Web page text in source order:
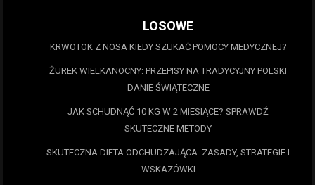
LOSOWE
KRWOTOK Z NOSA KIEDY SZUKAĆ POMOCY MEDYCZNEJ?
ŻUREK WIELKANOCNY: PRZEPISY NA TRADYCYJNY POLSKI
DANIE ŚWIĄTECZNE
JAK SCHUDNĄĆ 10 KG W 2 MIESIĄCE? SPRAWDŹ
SKUTECZNE METODY
SKUTECZNA DIETA ODCHUDZAJĄCA: ZASADY, STRATEGIE I
WSKAZÓWKI